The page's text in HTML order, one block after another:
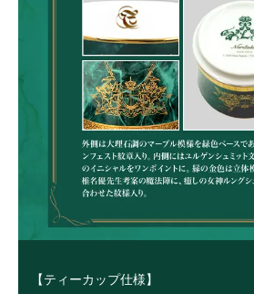
【ティーカップ仕様】